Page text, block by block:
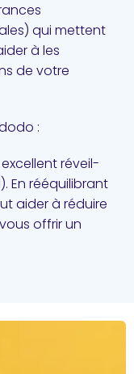
qui mettent
à les
de votre
:
réveil-
En rééquilibrant
aider à réduire
offrir un